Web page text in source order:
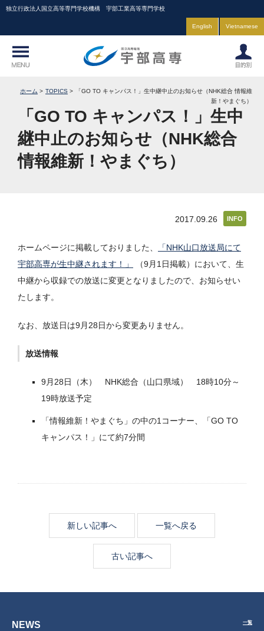
独立行政法人国立高等専門学校機構 宇部工業高等専門学校
English Vietnamese
ホーム TOPICS
「GO TO キャンパス！」生中継中止のお知らせ（NHK総合 情報維
新！やまぐち）
「GO TO キャンパス！」生中
継中止のお知らせ（NHK総合
情報維新！やまぐち）
INFO
2017.09.26
ホームページに掲載しておりました、
「NHK山口放送局にて
宇部高専が生中継されます！」
（9月1日掲載）において、生
中継から収録での放送に変更となりましたので、お知らせい
たします。
なお、放送日は9月28日から変更ありません。
放送情報
9月28日（木） NHK総合（山口県域） 18時10分～
19時放送予定
「情報維新！やまぐち」の中の1コーナー、「GO TO
キャンパス！」にて約7分間
新しい記事へ 一覧へ戻る
古い記事へ
NEWS 一覧